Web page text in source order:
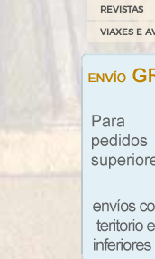
REVISTAS
VIAXES E